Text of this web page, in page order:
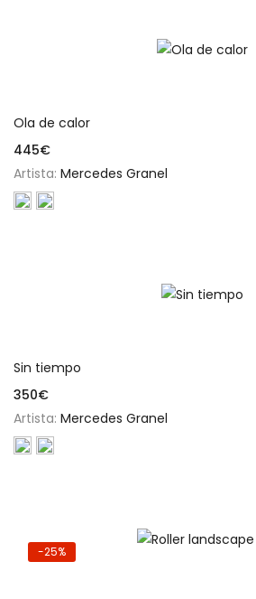
Ola de calor
445€
Artista: Mercedes Granel
Sin tiempo
350€
Artista: Mercedes Granel
-25%